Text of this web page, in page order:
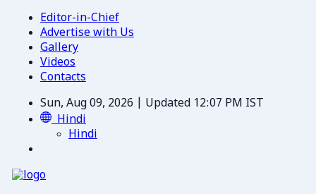
Editor-in-Chief
Advertise with Us
Gallery
Videos
Contacts
Sun, Aug 09, 2026 | Updated 12:07 PM IST
Hindi
Hindi